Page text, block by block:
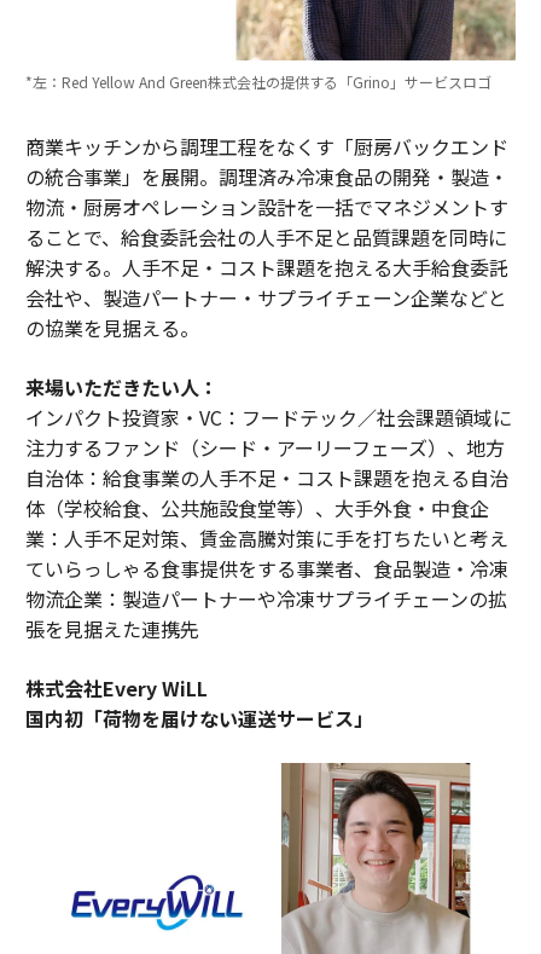
*左：Red Yellow And Green株式会社の提供する「Grino」サービスロゴ
商業キッチンから調理工程をなくす「厨房バックエンド
の統合事業」を展開。調理済み冷凍食品の開発・製造・
物流・厨房オペレーション設計を一括でマネジメントす
ることで、給食委託会社の人手不足と品質課題を同時に
解決する。人手不足・コスト課題を抱える大手給食委託
会社や、製造パートナー・サプライチェーン企業などと
の協業を見据える。
来場いただきたい人：
インパクト投資家・VC：フードテック／社会課題領域に
注力するファンド（シード・アーリーフェーズ）、地方
自治体：給食事業の人手不足・コスト課題を抱える自治
体（学校給食、公共施設食堂等）、大手外食・中食企
業：人手不足対策、賃金高騰対策に手を打ちたいと考え
ていらっしゃる食事提供をする事業者、食品製造・冷凍
物流企業：製造パートナーや冷凍サプライチェーンの拡
張を見据えた連携先
株式会社Every WiLL
国内初「荷物を届けない運送サービス」